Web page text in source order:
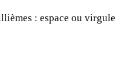
: espace ou virgule